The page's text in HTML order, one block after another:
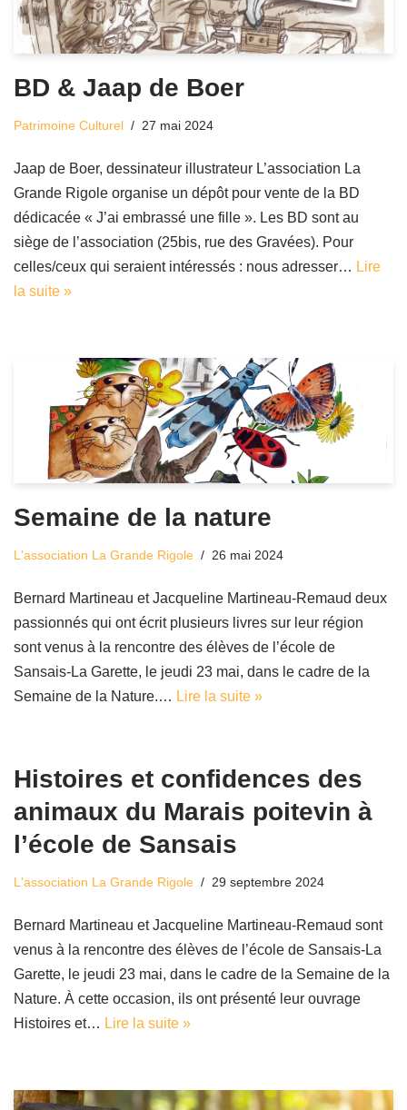
BD & Jaap de Boer
Patrimoine Culturel 27 mai 2024
Jaap de Boer, dessinateur illustrateur L’association La
Grande Rigole organise un dépôt pour vente de la BD
dédicacée « J’ai embrassé une fille ». Les BD sont au
siège de l’association (25bis, rue des Gravées). Pour
celles/ceux qui seraient intéressés : nous adresser… Lire
la suite »
Semaine de la nature
L'association La Grande Rigole 26 mai 2024
Bernard Martineau et Jacqueline Martineau-Remaud deux
passionnés qui ont écrit plusieurs livres sur leur région
sont venus à la rencontre des élèves de l’école de
Sansais-La Garette, le jeudi 23 mai, dans le cadre de la
Semaine de la Nature.… Lire la suite »
Histoires et confidences des
animaux du Marais poitevin à
l’école de Sansais
L'association La Grande Rigole 29 septembre 2024
Bernard Martineau et Jacqueline Martineau-Remaud sont
venus à la rencontre des élèves de l’école de Sansais-La
Garette, le jeudi 23 mai, dans le cadre de la Semaine de la
Nature. À cette occasion, ils ont présenté leur ouvrage
Histoires et… Lire la suite »